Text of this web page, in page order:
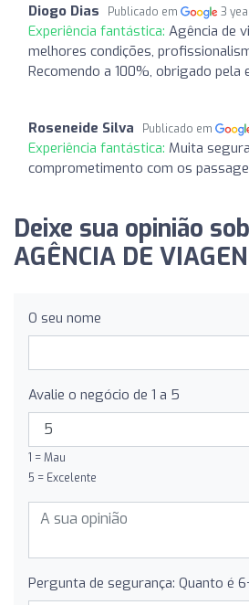
Diogo Dias Publicado em 3
Experiência fantástica: Agência de
melhores condições,
Recomendo a 100%, obrigado pela
Roseneide Silva Publicado em
Experiência fantástica: Muita
comprometimento com os
Deixe sua opinião
AGÊNCIA DE
O seu nome
Avalie o negócio de 1 a 5
1 = Mau
5 = Excelente
Pergunta de segurança: Quanto é